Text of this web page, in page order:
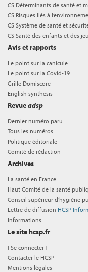
CS Déterminants de santé et
CS Risques liés à
CS Système de santé et
CS Santé des enfants et des
Avis et rapports
Le point sur la canicule
Le point sur la Covid-19
Grille Domiscore
English synthesis
Revueadsp
Dernier numéro paru
Tous les numéros
Politique éditoriale
Comité de rédaction
Archives
La santé en France
Haut Comité de la santé
Conseil supérieur d'hygiène
Lettre de diffusion HCSP
Informations
Le site hcsp.fr
[Se connecter ]
Contacter le HCSP
Mentions légales